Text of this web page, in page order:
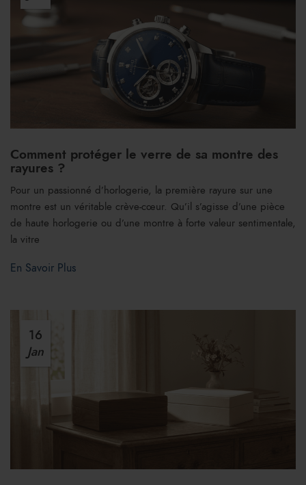
Comment protéger le verre de sa montre des
rayures ?
Pour un passionné d’horlogerie, la première rayure sur une
montre est un véritable crève-cœur. Qu’il s’agisse d’une pièce
de haute horlogerie ou d’une montre à forte valeur sentimentale,
la vitre
En Savoir Plus
16
Jan